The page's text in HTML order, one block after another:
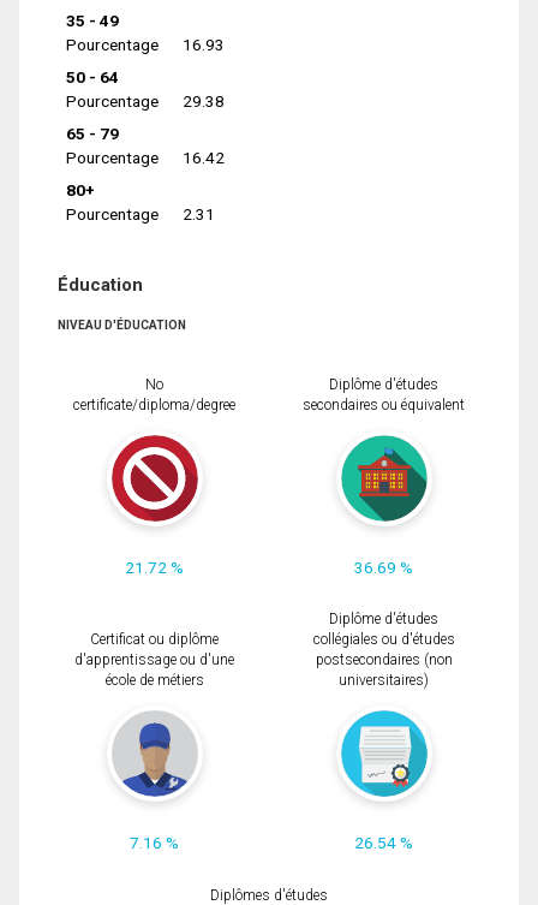
35 - 49
Pourcentage
16.93
50 - 64
Pourcentage
29.38
65 - 79
Pourcentage
16.42
80+
Pourcentage
2.31
Éducation
NIVEAU D'ÉDUCATION
No
certificate/diploma/degree
21.72 %
Diplôme d'études
secondaires ou équivalent
36.69 %
Certificat ou diplôme
d'apprentissage ou d'une
école de métiers
7.16 %
Diplôme d'études
collégiales ou d'études
postsecondaires (non
universitaires)
26.54 %
Diplômes d'études